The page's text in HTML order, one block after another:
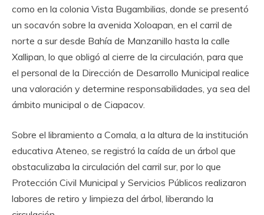
como en la colonia Vista Bugambilias, donde se presentó
un socavón sobre la avenida Xoloapan, en el carril de
norte a sur desde Bahía de Manzanillo hasta la calle
Xallipan, lo que obligó al cierre de la circulación, para que
el personal de la Dirección de Desarrollo Municipal realice
una valoración y determine responsabilidades, ya sea del
ámbito municipal o de Ciapacov.
‎Sobre el libramiento a Comala, a la altura de la institución
educativa Ateneo, se registró la caída de un árbol que
obstaculizaba la circulación del carril sur, por lo que
Protección Civil Municipal y Servicios Públicos realizaron
labores de retiro y limpieza del árbol, liberando la